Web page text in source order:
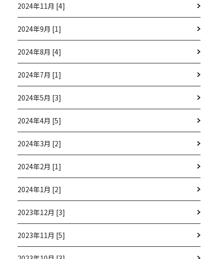
2024年11月 [4]
2024年9月 [1]
2024年8月 [4]
2024年7月 [1]
2024年5月 [3]
2024年4月 [5]
2024年3月 [2]
2024年2月 [1]
2024年1月 [2]
2023年12月 [3]
2023年11月 [5]